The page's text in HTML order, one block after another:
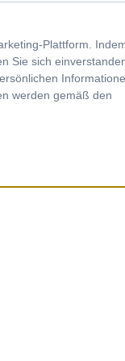
Plattform.
Sie sich
werden gemäß den